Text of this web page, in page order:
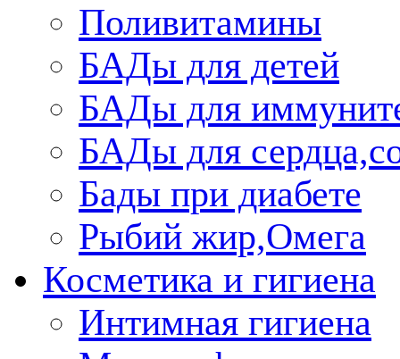
Поливитамины
БАДы для детей
БАДы для
БАДы для
Бады при диабете
Рыбий жир,Омега
Косметика и гигиена
Интимная гигиена